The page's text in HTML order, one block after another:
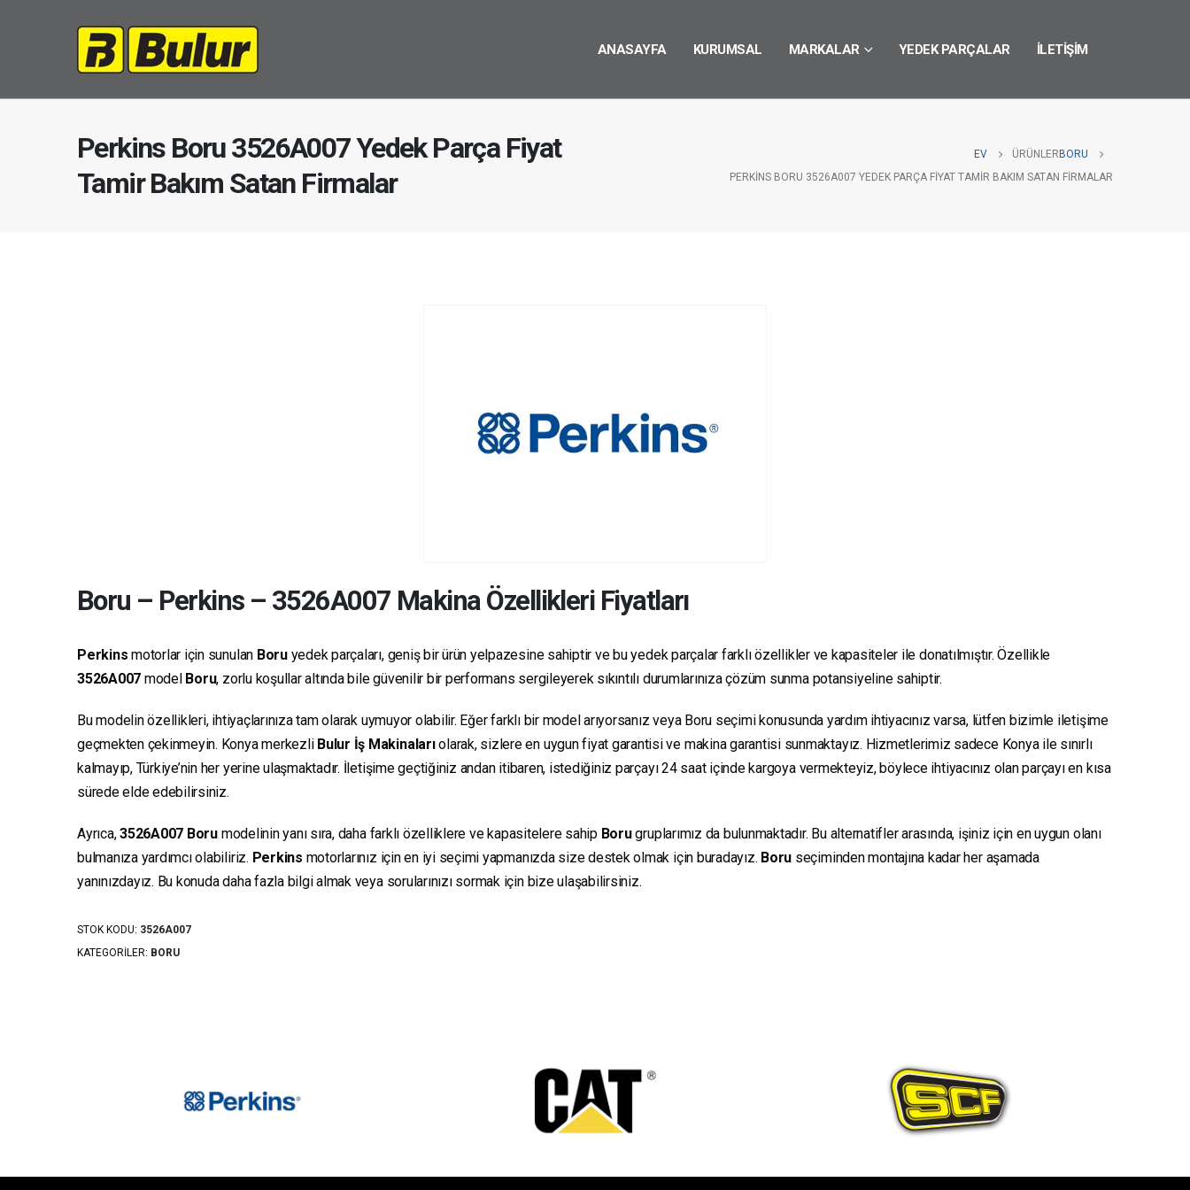
ANASAYFA KURUMSAL MARKALAR YEDEK PARÇALAR İLETIŞIM
Perkins Boru 3526A007 Yedek Parça Fiyat
Tamir Bakım Satan Firmalar
EV ÜRÜNLER BORU
PERKINS BORU 3526A007 YEDEK PARÇA FIYAT TAMIR BAKIM SATAN FIRMALAR
Boru – Perkins– 3526A007 Makina Özellikleri Fiyatları
Perkins motorlar için sunulan Boruyedek parçaları, geniş bir ürün yelpazesine sahiptir ve bu yedek parçalar farklı özellikler ve kapasiteler ile donatılmıştır. Özellikle
3526A007 model Boru, zorlu koşullar altında bile güvenilir bir performans sergileyerek sıkıntılı durumlarınıza çözüm sunma potansiyeline sahiptir.
Bu modelin özellikleri, ihtiyaçlarınıza tam olarak uymuyor olabilir. Eğer farklı bir model arıyorsanız veya Boru seçimi konusunda yardım ihtiyacınız varsa, lütfen bizimle iletişime
geçmekten çekinmeyin. Konya merkezli Bulur İş Makinalarıolarak, sizlere en uygun fiyat garantisi ve makina garantisi sunmaktayız. Hizmetlerimiz sadece Konya ile sınırlı
kalmayıp, Türkiye’nin her yerine ulaşmaktadır. İletişime geçtiğiniz andan itibaren, istediğiniz parçayı 24 saat içinde kargoya vermekteyiz, böylece ihtiyacınız olan parçayı en kısa
sürede elde edebilirsiniz.
Ayrıca,3526A007 Boru modelinin yanı sıra, daha farklı özelliklere ve kapasitelere sahip Borugruplarımız da bulunmaktadır. Bu alternatifler arasında, işiniz için en uygun olanı
bulmanıza yardımcı olabiliriz. Perkins motorlarınız için en iyi seçimi yapmanızda size destek olmak için buradayız. Boru seçiminden montajına kadar her aşamada
yanınızdayız. Bu konuda daha fazla bilgi almak veya sorularınızı sormak için bize ulaşabilirsiniz.
STOK KODU: 3526A007
KATEGORILER: BORU